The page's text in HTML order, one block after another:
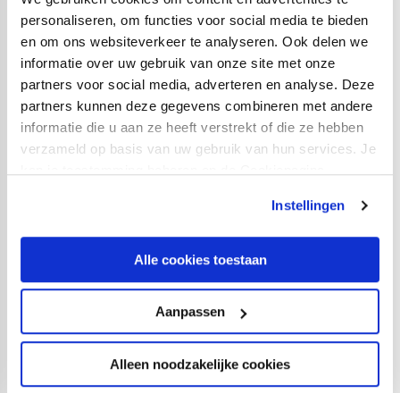
personaliseren, om functies voor social media te bieden
en om ons websiteverkeer te analyseren. Ook delen we
informatie over uw gebruik van onze site met onze
partners voor social media, adverteren en analyse. Deze
partners kunnen deze gegevens combineren met andere
informatie die u aan ze heeft verstrekt of die ze hebben
verzameld op basis van uw gebruik van hun services. Je
Instellingen
Alle cookies toestaan
Aanpassen
Alleen noodzakelijke cookies
van ons eerste elftal (3 tot 6 uur per wedstrijd) maar kan
ook ingezet worden in de ondersteuning bij andere
activiteiten in ons stadion zoals business club
evenementen, seminars of de open dag.
Wat bieden wij?
Een uitdagende functie binnen de dynamische wereld
van een professionele voetbalorganisatie waarbij de
FC Utrecht voldoende ruimte voor creativiteit en eigen
initiatieven.
Heb je belangstelling?
Ben je geïnteresseerd in deze functie? Solliciteer dan